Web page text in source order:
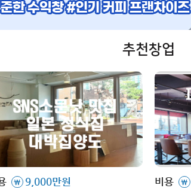
추천창업
\
9,000만원
비용 \